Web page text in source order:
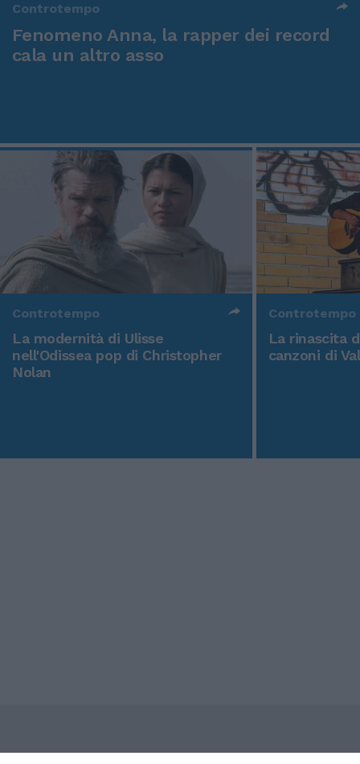
Controtempo
Fenomeno Anna, la rapper dei record
cala un altro asso
Controtempo
La modernità di Ulisse
nell'Odissea pop di Christopher
Nolan
Controtempo
La rinascita
canzoni di